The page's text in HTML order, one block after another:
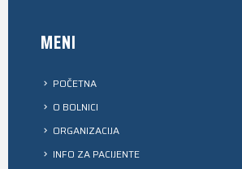
MENI
POČETNA
O BOLNICI
ORGANIZACIJA
INFO ZA PACIJENTE